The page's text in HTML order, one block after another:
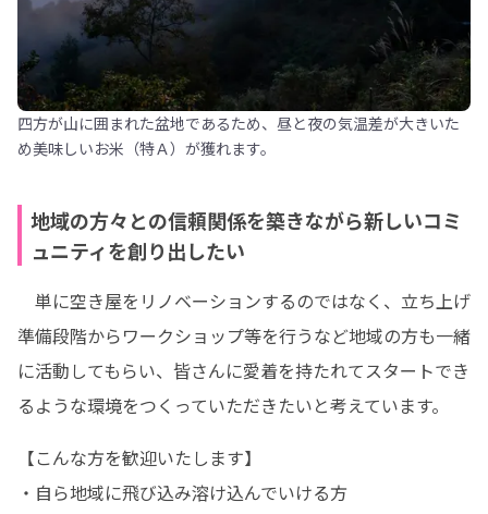
四方が山に囲まれた盆地であるため、昼と夜の気温差が大きいた
め美味しいお米（特Ａ）が獲れます。
地域の方々との信頼関係を築きながら新しいコミ
ュニティを創り出したい
単に空き屋をリノベーションするのではなく、立ち上げ
準備段階からワークショップ等を行うなど地域の方も一緒
に活動してもらい、皆さんに愛着を持たれてスタートでき
るような環境をつくっていただきたいと考えています。
【こんな方を歓迎いたします】
・自ら地域に飛び込み溶け込んでいける方